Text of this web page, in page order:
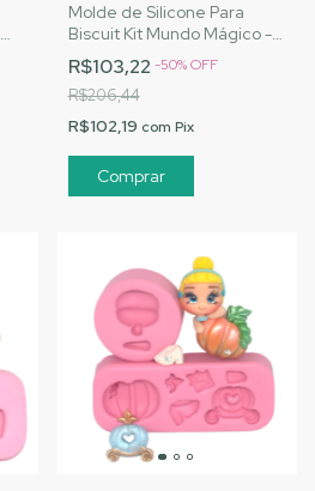
Molde de Silicone Para
Biscuit Kit Mundo Mágico -
MJ Artesanatos |Cód. 1477
R$103,22 -50%OFF
R$206,44
R$102,19 com Pix